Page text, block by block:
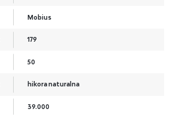
Mobius
179
50
hikora naturalna
39.000